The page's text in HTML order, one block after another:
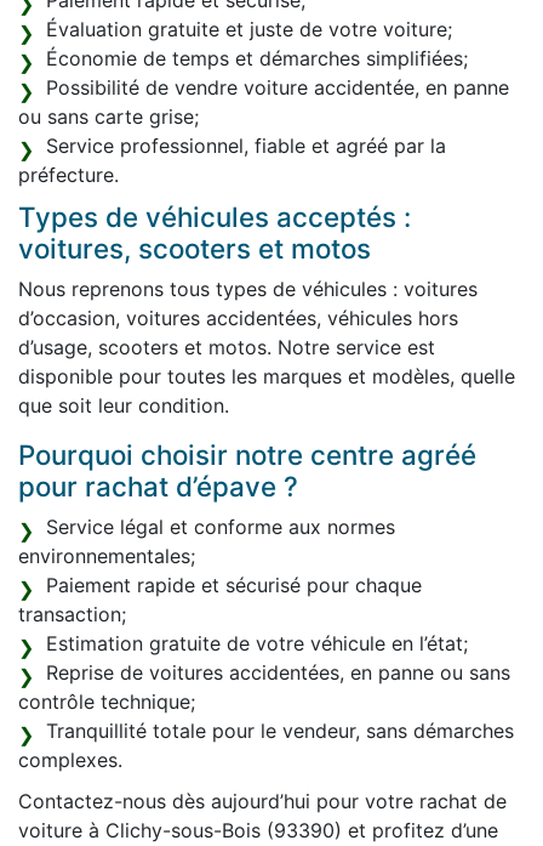
Évaluation gratuite et juste de votre voiture;
Économie de temps et démarches simplifiées;
Possibilité de vendre voiture accidentée, en panne
ou sans carte grise;
Service professionnel, fiable et agréé par la
préfecture.
Types de véhicules acceptés :
voitures, scooters et motos
Nous reprenons tous types de véhicules : voitures
d’occasion, voitures accidentées, véhicules hors
d’usage, scooters et motos. Notre service est
disponible pour toutes les marques et modèles, quelle
que soit leur condition.
Pourquoi choisir notre centre agréé
pour rachat d’épave ?
Service légal et conforme aux normes
environnementales;
Paiement rapide et sécurisé pour chaque
transaction;
Estimation gratuite de votre véhicule en l’état;
Reprise de voitures accidentées, en panne ou sans
contrôle technique;
Tranquillité totale pour le vendeur, sans démarches
complexes.
Contactez-nous dès aujourd’hui pour votre rachat de
voiture à Clichy-sous-Bois (93390) et profitez d’une